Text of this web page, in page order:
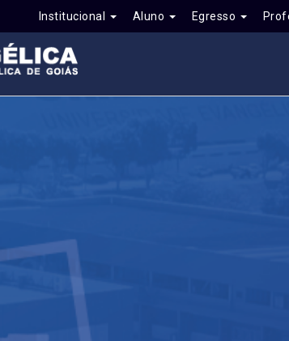
Institucional Aluno Egresso